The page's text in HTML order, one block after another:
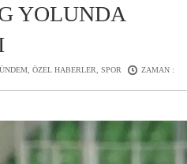
YOLUNDA
, ÖZEL HABERLER, SPOR
ZAMAN :